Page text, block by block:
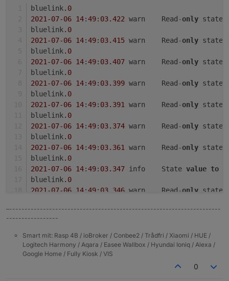
bluelink.0
2021-07-06 14:49: 03.422
	warn	Read
-only state
bluelink.0
2021-07-06 14:49: 03.415
	warn	Read
-only state
bluelink.0
2021-07-06 14:49: 03.407
	warn	Read
-only state
bluelink.0
2021-07-06 14:49: 03.399
	warn	Read
-only state
bluelink.0
2021-07-06 14:49: 03.391
	warn	Read
-only state
bluelink.0
2021-07-06 14:49: 03.374
	warn	Read
-only state
bluelink.0
2021-07-06 14:49: 03.361
	warn	Read
-only state
bluelink.0
2021-07-06 14:49: 03.347
	info	State
value to
bluelink.0
2021 -07-06 14:49: 03.346
	warn	Read
-only state
2021-07-06 14:49:03.338
	warn	Read
-only state
2021-07-06 14 :49:03.331
	warn	Read
-only state
bluelink.0
2021-07-06 14:49:03.282
–---------------------------------------------------------------------
-----------------
Smart mit: Rasp 4B / ioBroker / Conbee2 / Trådfri / Xiaomi / HUE /
Logitech Harmony / Aqara / Easee Wallbox / Hyundai Ioniq / Alexa /
Google Home / Fully Kiosk / VIS
0